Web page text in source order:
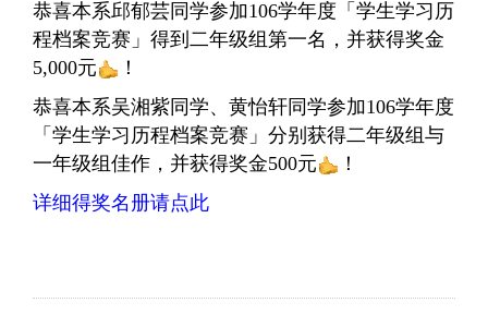
恭喜本系邱郁芸同学参加106学年度「学生学习历
程档案竞赛」得到二年级组第一名，并获得奖金
5,000元
！
恭喜本系吴湘紫同学、黄怡轩同学参加106学年度
「学生学习历程档案竞赛」分别获得二年级组与
一年级组佳作，并获得奖金500元
！
详细得奖名册请点此